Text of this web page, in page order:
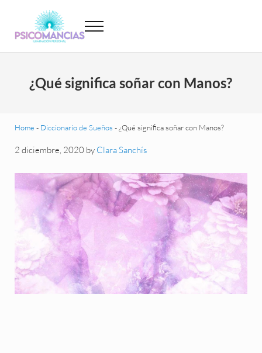
Psicomancias
Menu
¿Qué significa soñar con Manos?
Home - Diccionario de Sueños -¿Qué significa soñar con Manos?
2 diciembre, 2020 by Clara Sanchís